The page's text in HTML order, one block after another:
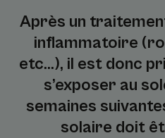
Après un
inflammatoire
etc…), il est donc
s’exposer au
semaines
solaire doit